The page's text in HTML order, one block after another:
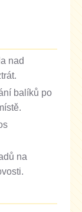
nad
balíků po
na